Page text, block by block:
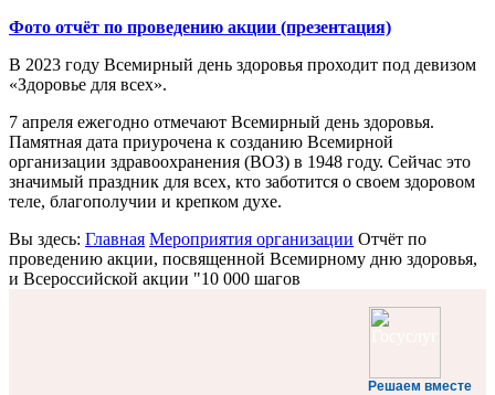
Фото отчёт по проведению акции (презентация)
В 2023 году Всемирный день здоровья проходит под девизом
«Здоровье для всех».
7 апреля ежегодно отмечают Всемирный день здоровья.
Памятная дата приурочена к созданию Всемирной
организации здравоохранения (ВОЗ) в 1948 году. Сейчас это
значимый праздник для всех, кто заботится о своем здоровом
теле, благополучии и крепком духе.
Вы здесь: Главная Мероприятия организации Отчёт по
проведению акции, посвященной Всемирному дню здоровья,
и Всероссийской акции "10 000 шагов
Решаем вместе